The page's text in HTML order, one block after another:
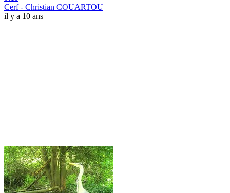
Cerf - Christian COUARTOU
il y a 10 ans